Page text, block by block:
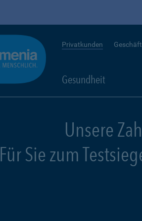
Privatkunden
Gesundheit
Unsere
Für Sie zum